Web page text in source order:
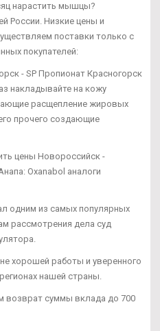
нарастить мышцы?
России. Низкие цены и
поставки только с
покупателей:
- SP Пропионат Красногорск
накладывайте на кожу
расщепление жировых
прочего создающие
цены Новороссийск -
Oxanabol аналоги
одним из самых популярных
рассмотрения дела суд
хорошей работы и уверенного
нашей страны.
возврат суммы вклада до 700